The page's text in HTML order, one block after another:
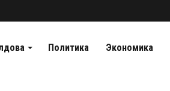
Политика Экономика